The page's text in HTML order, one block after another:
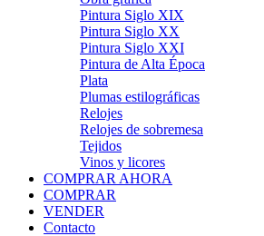
Pintura Siglo XIX
Pintura Siglo XX
Pintura Siglo XXI
Pintura de Alta Época
Plata
Plumas estilográficas
Relojes
Relojes de sobremesa
Tejidos
Vinos y licores
COMPRAR AHORA
COMPRAR
VENDER
Contacto